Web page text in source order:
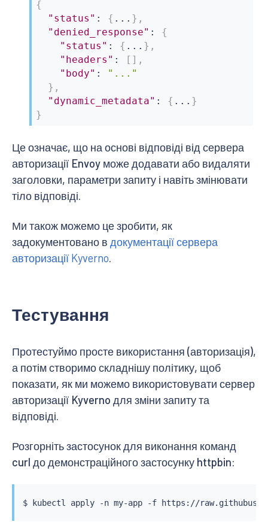
{
"status" : { ... } ,
"denied_response" :
{
"status" : { ... } ,
"headers" : [ ] ,
"body" :
"..."
} ,
"dynamic_metadata" : { ... }
}
Це означає, що на основі відповіді від сервера
авторизації Envoy може додавати або видаляти
заголовки, параметри запиту і навіть змінювати
тіло відповіді.
Ми також можемо це зробити, як
задокументовано в документації сервера
авторизації Kyverno.
Тестування
Протестуймо просте використання (авторизація),
а потім створимо складнішу політику, щоб
показати, як ми можемо використовувати сервер
авторизації Kyverno для зміни запиту та
відповіді.
Розгорніть застосунок для виконання команд
curl до демонстраційного застосунку httpbin:
$ kubectl